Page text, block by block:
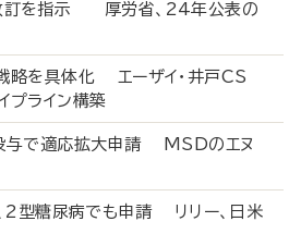
訂を指示 厚労省、24年公表の
略を具体化 エーザイ・井戸CS
プライン構築
与で適応拡大申請 MSDのエヌ
2型糖尿病でも申請 リリー、日米